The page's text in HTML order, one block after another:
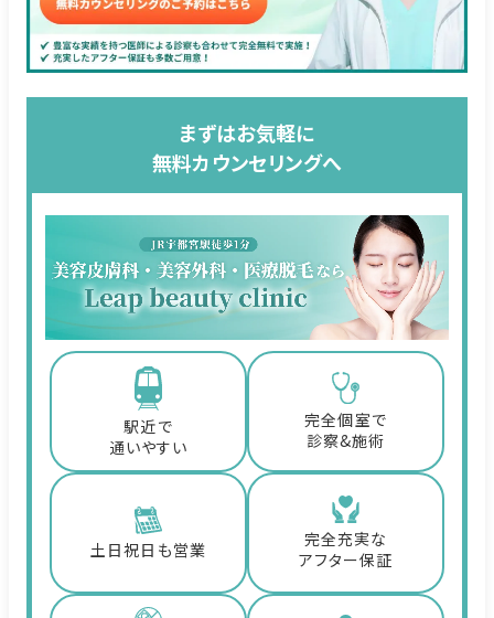
まずはお気軽に
無料カウンセリングへ
駅近で
通いやすい
完全個室で
診察&施術
土日祝日も営業
完全充実な
アフター保証